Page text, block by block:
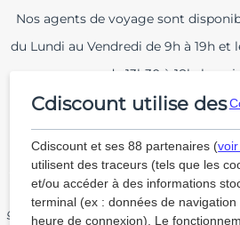
Nos agents de voyage sont
du Lundi au Vendredi de 9h à 19h et
de 13h30 à 18h, hors
Conditions
Protection de la vie
(1) Voir conditions du paiement en 4
générales de vente. Sous réserve
Cdiscount utilise des
Cdiscount et ses 88 partenaires (
utilisent des traceurs (tels que les
et/ou accéder à des informations
terminal (ex : données de navigation
heure de connexion). Le